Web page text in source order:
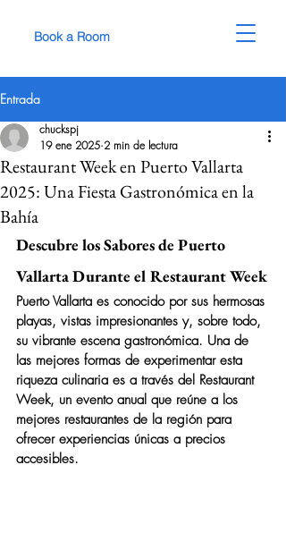
Book a Room
Entrada
Restaurant Week en Puerto Vallarta
2025: Una Fiesta Gastronómica en la
Bahía
chuckspj
19 ene 2025 2 min de lectura
Descubre los Sabores de Puerto
Vallarta Durante el Restaurant Week
Puerto Vallarta es conocido por sus hermosas
playas, vistas impresionantes y, sobre todo,
su vibrante escena gastronómica. Una de
las mejores formas de experimentar esta
riqueza culinaria es a través del Restaurant
Week, un evento anual que reúne a los
mejores restaurantes de la región para
ofrecer experiencias únicas a precios
accesibles.